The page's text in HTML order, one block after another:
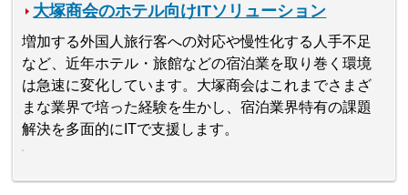
大塚商会のホテル向けITソリューション
増加する外国人旅行客への対応や慢性化する人手不足
など、近年ホテル・旅館などの宿泊業を取り巻く環境
は急速に変化しています。大塚商会はこれまでさまざ
まな業界で培った経験を生かし、宿泊業界特有の課題
解決を多面的にITで支援します。